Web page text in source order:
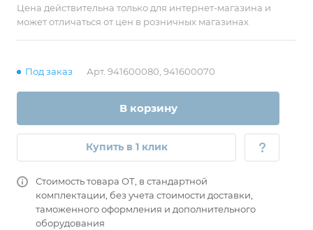
Цена действительна только для интернет-магазина и
может отличаться от цен в розничных магазинах
Под заказ Арт. 941600080, 941600070
В корзину
Купить в 1 клик
Стоимость товара ОТ, в стандартной
комплектации, без учета стоимости доставки,
таможенного оформления и дополнительного
оборудования